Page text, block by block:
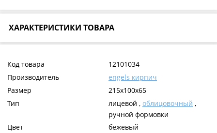
ХАРАКТЕРИСТИКИ ТОВАРА
Код товара
12101034
Производитель
engels кирпич
Размер
215x100x65
Тип
лицевой , облицовочный ,
ручной формовки
Цвет
бежевый